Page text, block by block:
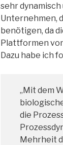
sehr
Unternehmen,
benötigen, da
Plattformen
Dazu habe ich
„Mit dem
die
Mehrheit